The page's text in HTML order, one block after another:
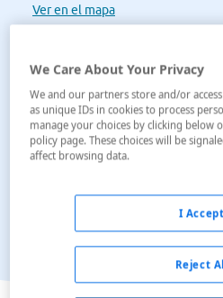
Ver en el mapa
Ver en el
We Care About Your Privacy
We and our partners store and/or
as unique IDs in cookies to process
manage your choices by clicking below
policy page. These choices will be
affect browsing data.
Reject
I Accept